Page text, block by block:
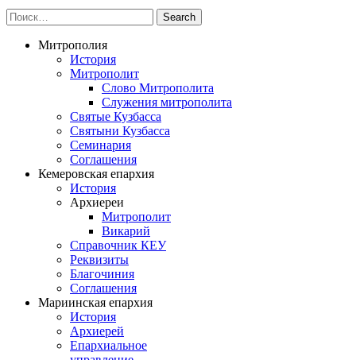
Митрополия
История
Митрополит
Слово Митрополита
Служения митрополита
Святые Кузбасса
Святыни Кузбасса
Семинария
Соглашения
Кемеровская епархия
История
Архиереи
Митрополит
Викарий
Справочник КЕУ
Реквизиты
Благочиния
Соглашения
Мариинская епархия
История
Архиерей
Епархиальное